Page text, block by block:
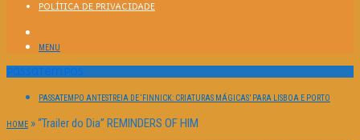
POLÍTICA DE PRIVACIDADE
MENU
Passatempos
PASSATEMPO ANTESTREIA DE ‘FINNICK: CRIATURAS MÁGICAS’ PARA LISBOA E PORTO
HOME »“Trailer do Dia” REMINDERS OF HIM